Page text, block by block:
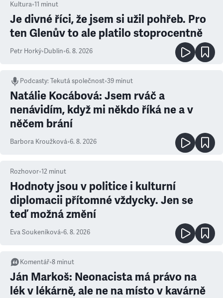
Kultura•11 minut
Je divné říci, že jsem si užil pohřeb. Pro
ten Glenův to ale platilo stoprocentně
Petr Horký•Dublin•6. 8. 2026
Podcasty:Tekutá společnost•39 minut
Natálie Kocábová: Jsem rváč a
nenávidím, když mi někdo říká ne a v
něčem brání
Barbora Kroužková•6. 8. 2026
Rozhovor•12 minut
Hodnoty jsou v politice i kulturní
diplomacii přítomné vždycky. Jen se
teď možná změní
Eva Soukeníková•6. 8. 2026
Komentář•8 minut
Ján Markoš: Neonacista má právo na
lék v lékárně, ale ne na místo v kavárně